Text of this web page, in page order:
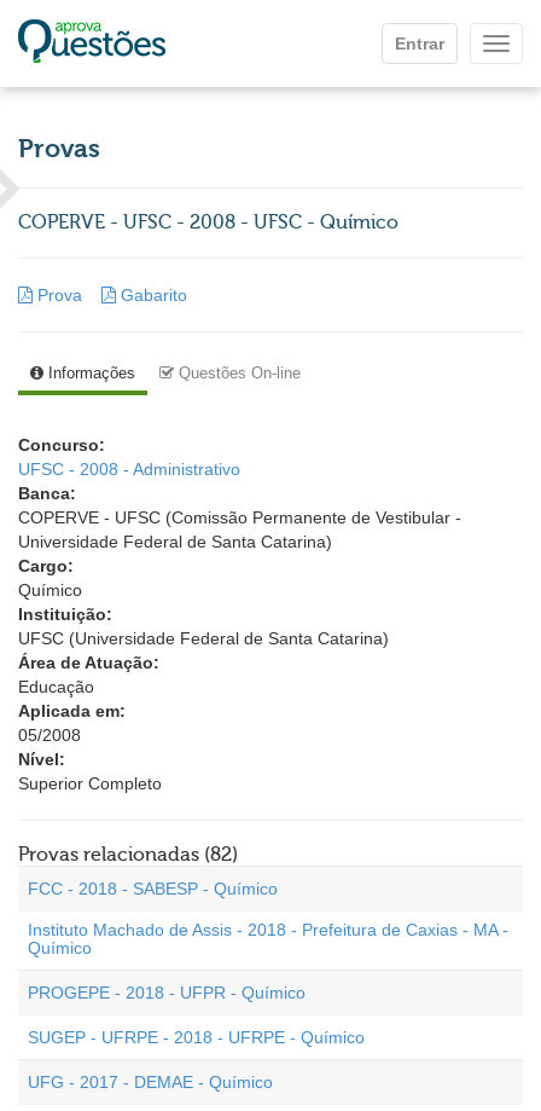
Entrar
Provas
COPERVE - UFSC - 2008 - UFSC - Químico
Prova Gabarito
Informações Questões On-line
Concurso:
UFSC - 2008 - Administrativo
Banca:
COPERVE - UFSC (Comissão Permanente de Vestibular -
Universidade Federal de Santa Catarina)
Cargo:
Químico
Instituição:
UFSC (Universidade Federal de Santa Catarina)
Área de Atuação:
Educação
Aplicada em:
05/2008
Nível:
Superior Completo
Provas relacionadas (82)
FCC - 2018 - SABESP - Químico
Instituto Machado de Assis - 2018 - Prefeitura de Caxias - MA -
Químico
PROGEPE - 2018 - UFPR - Químico
SUGEP - UFRPE - 2018 - UFRPE - Químico
UFG - 2017 - DEMAE - Químico